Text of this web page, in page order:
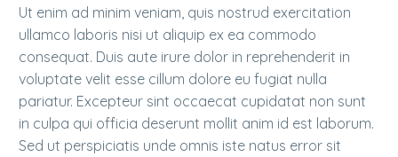
Ut enim ad minim veniam, quis nostrud exercitation
ullamco laboris nisi ut aliquip ex ea commodo
consequat. Duis aute irure dolor in reprehenderit in
voluptate velit esse cillum dolore eu fugiat nulla
pariatur. Excepteur sint occaecat cupidatat non sunt
in culpa qui officia deserunt mollit anim id est laborum.
Sed ut perspiciatis unde omnis iste natus error sit